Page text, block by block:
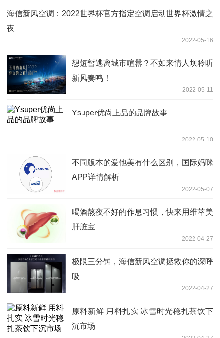
海信新风空调：2022世界杯官方指定空调启动世界杯激情之
夜
2022-05-16
想短暂逃离城市喧嚣？不如来情人坝聆听
新风奏鸣！
2022-05-11
Ysuper优尚上品的品牌故事
2022-05-10
不同版本的爱他美有什么区别，国际妈咪
APP详情解析
2022-05-07
喝酒熬夜不好的作息习惯，快来用维萃美
肝脏宝
2022-04-27
极限三分钟，海信新风空调拯救你的深呼
吸
2022-04-27
原料新鲜 用料扎实 冰雪时光稳扎茶饮下
沉市场